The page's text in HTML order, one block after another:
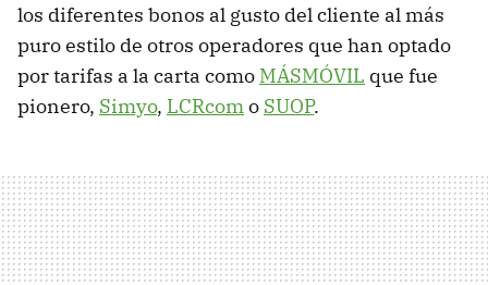
los diferentes bonos al gusto del cliente al más
puro estilo de otros operadores que han optado
por tarifas a la carta como MÁSMÓVIL que fue
pionero, Simyo, LCRcom o SUOP.